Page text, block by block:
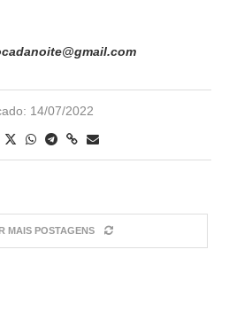
14/07/2022
MAIS POSTAGENS